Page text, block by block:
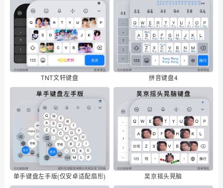
TNT文轩键盘 拼音键盘4
单手键盘左手版(仅安卓适配扇形) 吴京摇头晃脑